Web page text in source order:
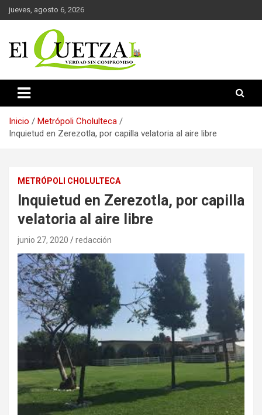
Saltar
al
jueves, agosto 6, 2026
El Quetzal de Cholula
Inicio
Metrópoli Cholulteca
Inquietud en Zerezotla, por capilla velatoria al aire libre
METRÓPOLI CHOLULTECA
Inquietud en Zerezotla, por capilla
velatoria al aire libre
junio 27, 2020 redacción